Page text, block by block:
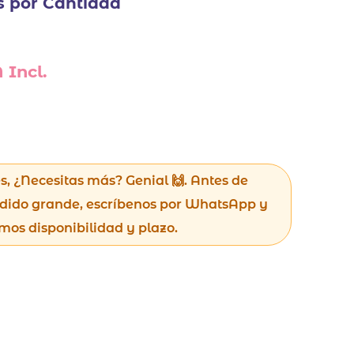
Incl.
¿Necesitas más? Genial 🙌. Antes de
grande, escríbenos por WhatsApp y
disponibilidad y plazo.